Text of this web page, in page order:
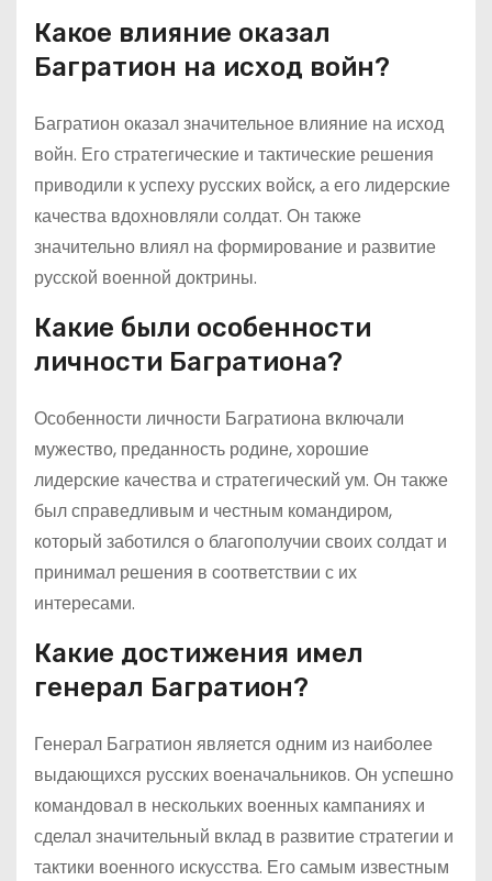
Какое влияние оказал
Багратион на исход войн?
Багратион оказал значительное влияние на исход
войн. Его стратегические и тактические решения
приводили к успеху русских войск, а его лидерские
качества вдохновляли солдат. Он также
значительно влиял на формирование и развитие
русской военной доктрины.
Какие были особенности
личности Багратиона?
Особенности личности Багратиона включали
мужество, преданность родине, хорошие
лидерские качества и стратегический ум. Он также
был справедливым и честным командиром,
который заботился о благополучии своих солдат и
принимал решения в соответствии с их
интересами.
Какие достижения имел
генерал Багратион?
Генерал Багратион является одним из наиболее
выдающихся русских военачальников. Он успешно
командовал в нескольких военных кампаниях и
сделал значительный вклад в развитие стратегии и
тактики военного искусства. Его самым известным